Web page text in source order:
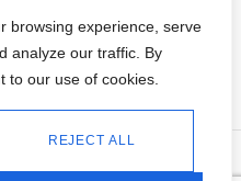
browsing experience, serve
analyze our traffic. By
to our use of cookies.
REJECT ALL